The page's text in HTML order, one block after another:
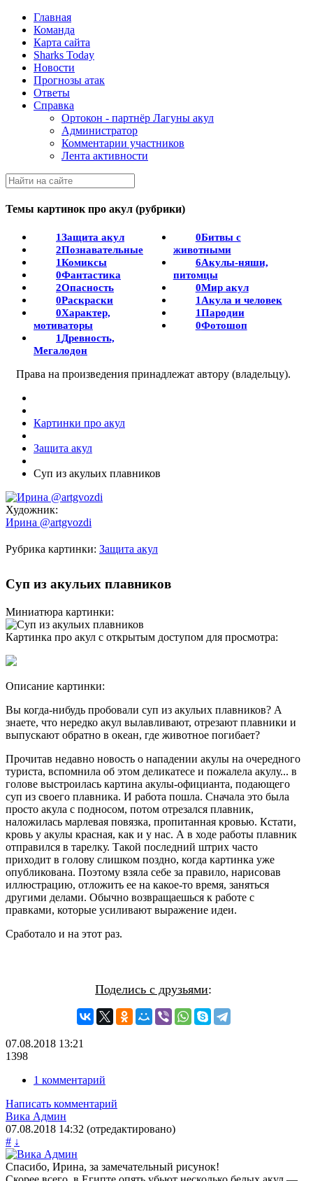
Главная
Команда
Карта сайта
Sharks Today
Новости
Прогнозы атак
Ответы
Справка
Ортокон - партнёр Лагуны акул
Администратор
Комментарии участников
Лента активности
Темы картинок про акул (рубрики)
1Защита акул
2Познавательные
1Комиксы
0Фантастика
2Опасность
0Раскраски
0Характер,
мотиваторы
1 Древность,
Мегалодон
0Битвы с
животными
6Акулы-няши,
питомцы
0Мир акул
1 Акула и человек
1Пародии
0Фотошоп
Права на произведения принадлежат автору (владельцу).
Картинки про акул
Защита акул
Суп из акульих плавников
Художник:
Ирина @artgvozdi
Рубрика картинки: Защита акул
Суп из акульих плавников
Миниатюра картинки:
Картинка про акул с открытым доступом для просмотра:
Описание картинки:
Вы когда-нибудь пробовали суп из акульих плавников? А
знаете, что нередко акул вылавливают, отрезают плавники и
выпускают обратно в океан, где животное погибает?
Прочитав недавно новость о нападении акулы на очередного
туриста, вспомнила об этом деликатесе и пожалела акулу... в
голове выстроилась картина акулы-официанта, подающего
суп из своего плавника. И работа пошла. Сначала это была
просто акула с подносом, потом отрезался плавник,
наложилась марлевая повязка, пропитанная кровью. Кстати,
кровь у акулы красная, как и у нас. А в ходе работы плавник
отправился в тарелку. Такой последний штрих часто
приходит в голову слишком поздно, когда картинка уже
опубликована. Поэтому взяла себе за правило, нарисовав
иллюстрацию, отложить ее на какое-то время, заняться
другими делами. Обычно возвращаешься к работе с
правками, которые усиливают выражение идеи.
Сработало и на этот раз.
Поделись с друзьями:
07.08.2018 13:21
1398
1 комментарий
Написать комментарий
Вика Админ
07.08.2018 14:32 (отредактировано)
# ↓
Спасибо, Ирина, за замечательный рисунок!